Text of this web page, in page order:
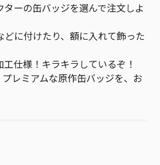
ーの缶バッジを選んで注文しよ
どに付けたり、額に入れて飾った
仕様！キラキラしているぞ！
レミアムな原作缶バッジを、お